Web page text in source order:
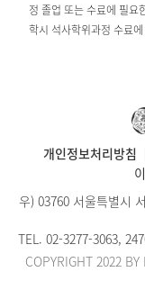
정 졸업 또는 수료에 필요
학시 석사학위과정 수료
개인정보처리방침
우) 03760 서울특별시
TEL. 02-3277-3063,
COPYRIGHT 2022